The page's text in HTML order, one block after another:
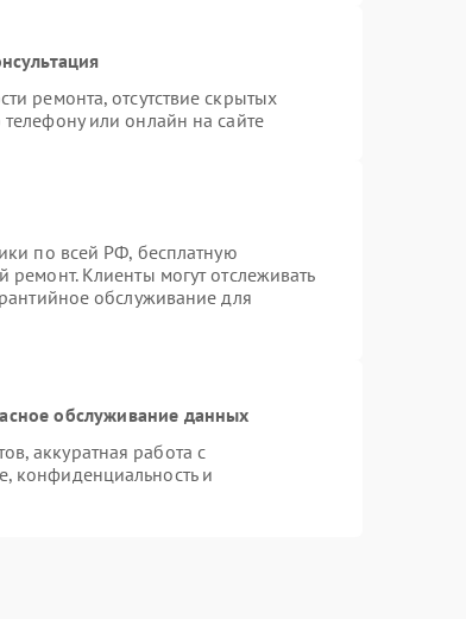
ремонта, отсутствие скрытых
или онлайн на сайте
по всей РФ, бесплатную
Клиенты могут отслеживать
обслуживание для
обслуживание данных
аккуратная работа с
конфиденциальность и